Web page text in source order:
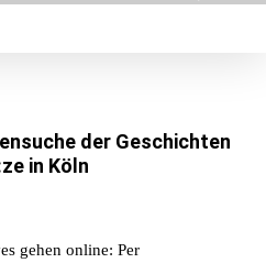
der Geschichten
in Köln
gehen online: Per
Menu